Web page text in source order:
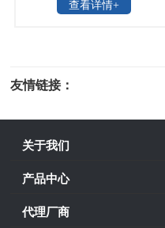
查看详情+
友情链接：
关于我们
产品中心
代理厂商